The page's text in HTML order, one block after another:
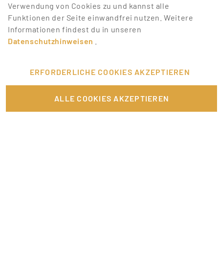
JOB-ALERT ERSTELLEN
Verwendung von Cookies zu und kannst alle
Funktionen der Seite einwandfrei nutzen. Weitere
Informationen findest du in unseren
Datenschutzhinweisen
ERFORDERLICHE COOKIES AKZEPTIEREN
ALLE COOKIES AKZEPTIEREN